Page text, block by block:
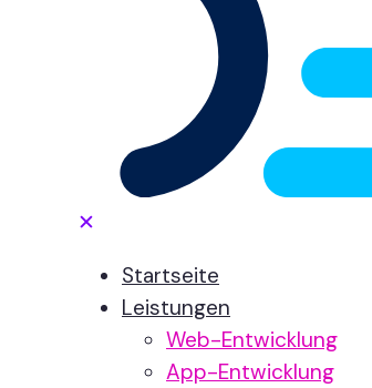
✕
Startseite
Leistungen
Web-Entwicklung
App-Entwicklung